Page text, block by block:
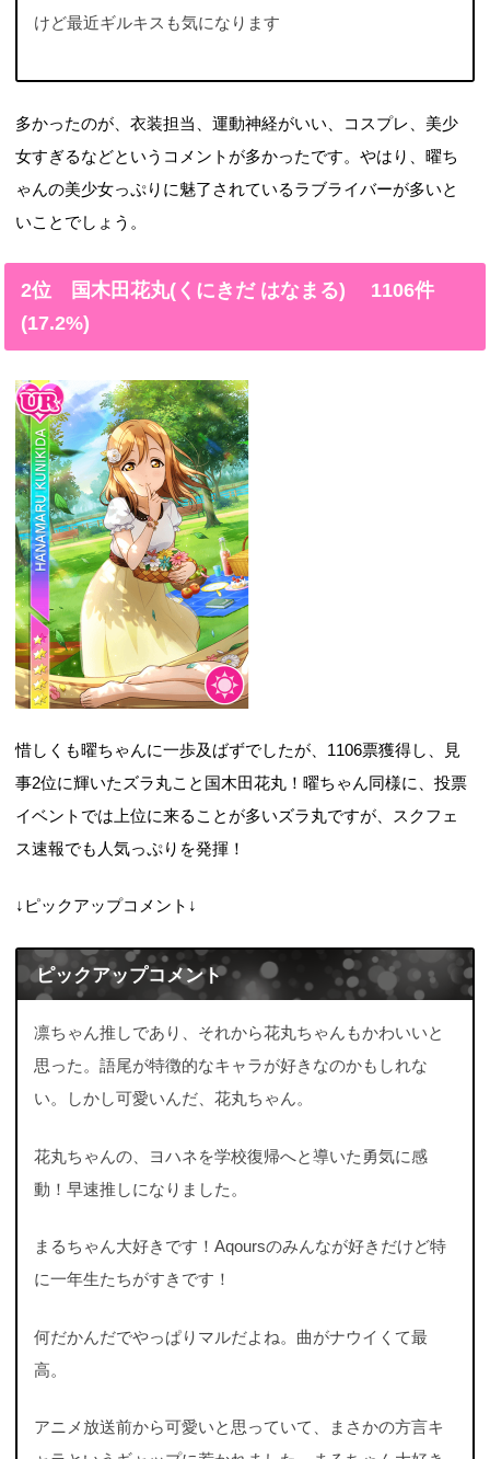
けど最近ギルキスも気になります
多かったのが、衣装担当、運動神経がいい、コスプレ、美少
女すぎるなどというコメントが多かったです。やはり、曜ち
ゃんの美少女っぷりに魅了されているラブライバーが多いと
いことでしょう。
2位 国木田花丸(くにきだ はなまる) 1106件
(17.2%)
惜しくも曜ちゃんに一歩及ばずでしたが、1106票獲得し、見
事2位に輝いたズラ丸こと国木田花丸！曜ちゃん同様に、投票
イベントでは上位に来ることが多いズラ丸ですが、スクフェ
ス速報でも人気っぷりを発揮！
↓ピックアップコメント↓
ピックアップコメント
凛ちゃん推しであり、それから花丸ちゃんもかわいいと
思った。語尾が特徴的なキャラが好きなのかもしれな
い。しかし可愛いんだ、花丸ちゃん。
花丸ちゃんの、ヨハネを学校復帰へと導いた勇気に感
動！早速推しになりました。
まるちゃん大好きです！Aqoursのみんなが好きだけど特
に一年生たちがすきです！
何だかんだでやっぱりマルだよね。曲がナウイくて最
高。
アニメ放送前から可愛いと思っていて、まさかの方言キ